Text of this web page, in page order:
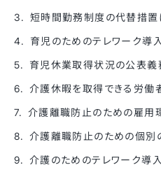
短時間勤務制度の代替措置
育児のためのテレワーク導入
育児休業取得状況の公表義
介護休暇を取得できる労働
介護離職防止のための雇用
介護離職防止のための個別
介護のためのテレワーク導入